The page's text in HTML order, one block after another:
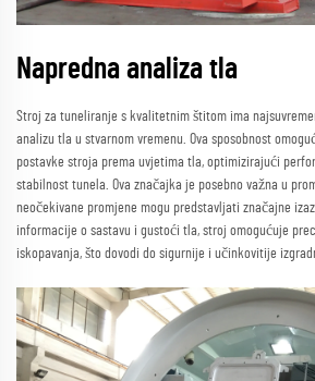
Napredna analiza tla
Stroj za tuneliranje s kvalitetnim štitom ima
analizu tla u stvarnom vremenu. Ova sposobnost
postavke stroja prema uvjetima tla, optimizirajući
stabilnost tunela. Ova značajka je posebno važna u
neočekivane promjene mogu predstavljati značajne
informacije o sastavu i gustoći tla, stroj omogućuje
iskopavanja, što dovodi do sigurnije i učinkovitije